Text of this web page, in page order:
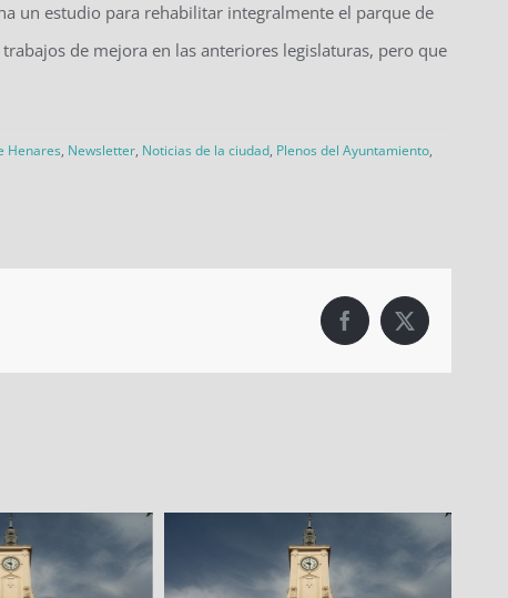
un estudio para rehabilitar integralmente el parque de
de mejora en las anteriores legislaturas, pero que
Henares, Newsletter, Noticias de la ciudad, Plenos del Ayuntamiento,
Facebook
X